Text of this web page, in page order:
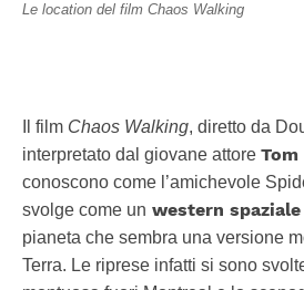
Le location del film Chaos Walking
Il film Chaos Walking, diretto da
interpretato dal giovane attore Tom
conoscono come l’amichevole
svolge come un western spaziale
pianeta che sembra una versione
Terra. Le riprese infatti si sono